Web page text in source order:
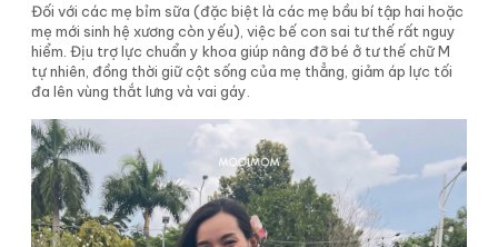
Đối với các mẹ bỉm sữa (đặc biệt là các mẹ bầu bí tập hai hoặc
mẹ mới sinh hệ xương còn yếu), việc bế con sai tư thế rất nguy
hiểm. Địu trợ lực chuẩn y khoa giúp nâng đỡ bé ở tư thế chữ M
tự nhiên, đồng thời giữ cột sống của mẹ thẳng, giảm áp lực tối
đa lên vùng thắt lưng và vai gáy.